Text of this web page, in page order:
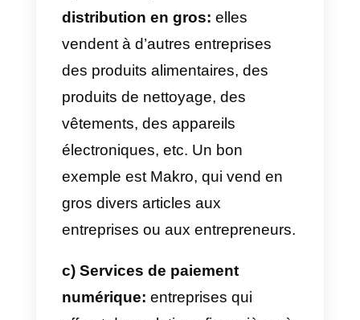
Modèle commercial B2B:
exemples
Ce modèle est extrêmement
intéressant car il est non
conventionnel et implique que
des entreprises vendent à des
entreprises. Cela peut aller des
fournisseurs de matières